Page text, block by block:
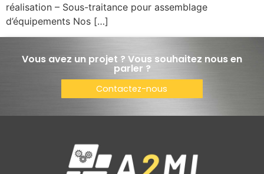
réalisation – Sous-traitance pour assemblage
d’équipements Nos […]
Vous avez un projet ? Vous souhaitez nous en
parler ?
Contactez-nous